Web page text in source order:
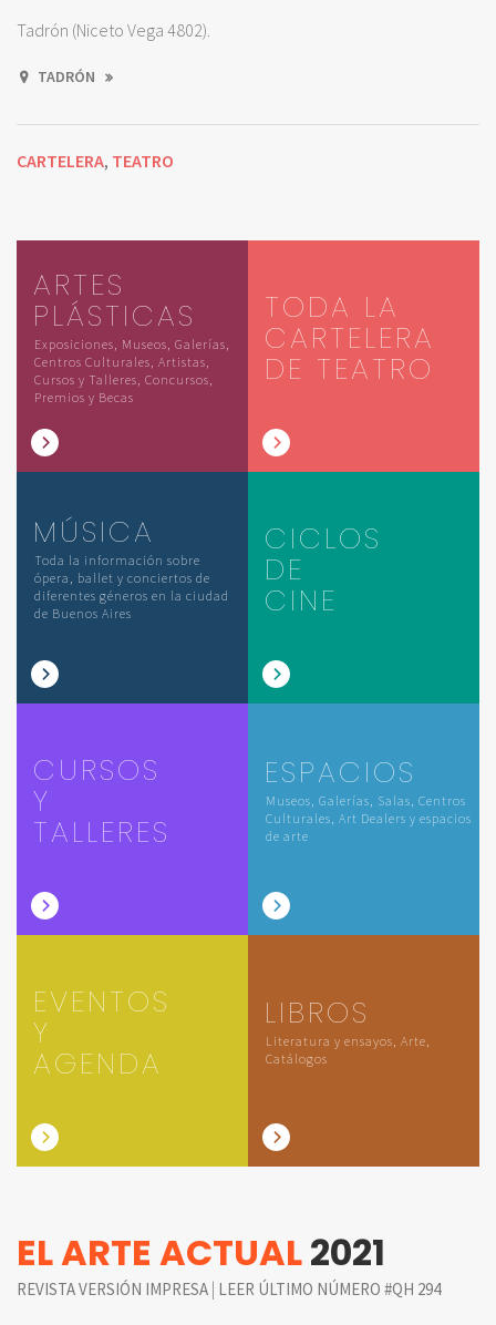
Tadrón (Niceto Vega 4802).
TADRÓN
CARTELERA, TEATRO
ARTES
PLÁSTICAS
Exposiciones, Museos, Galerías,
Centros Culturales, Artistas,
Cursos y Talleres, Concursos,
Premios y Becas
TODA LA
CARTELERA
DE TEATRO
MÚSICA
Toda la información sobre
ópera, ballet y conciertos de
diferentes géneros en la ciudad
de Buenos Aires
CICLOS
DE
CINE
CURSOS
Y
TALLERES
ESPACIOS
Museos, Galerías, Salas, Centros
Culturales, Art Dealers y espacios
de arte
EVENTOS
Y
AGENDA
LIBROS
Literatura y ensayos, Arte,
Catálogos
EL ARTE ACTUAL2021
REVISTA VERSIÓN IMPRESA | LEER ÚLTIMO NÚMERO #QH 294